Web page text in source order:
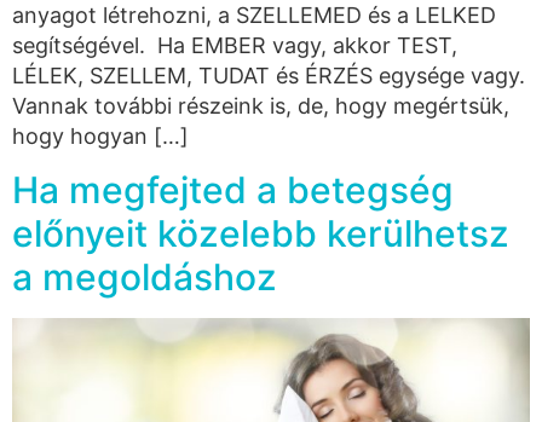
anyagot létrehozni, a SZELLEMED és a LELKED
segítségével. Ha EMBER vagy, akkor TEST,
LÉLEK, SZELLEM, TUDAT és ÉRZÉS egysége vagy.
Vannak további részeink is, de, hogy megértsük,
hogy hogyan […]
Ha megfejted a betegség
előnyeit közelebb kerülhetsz
a megoldáshoz